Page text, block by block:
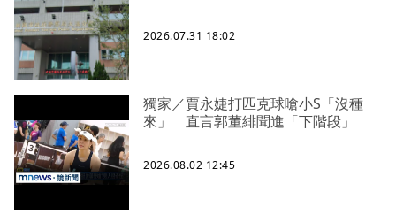
2026.07.31 18:02
獨家／賈永婕打匹克球嗆小S「沒種
來」 直言郭董緋聞進「下階段」
2026.08.02 12:45